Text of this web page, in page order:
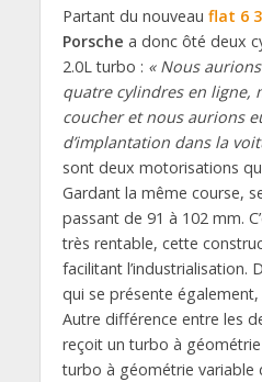
Partant du nouveau flat 6
Porsche a donc ôté deux
2.0L turbo : « Nous
quatre cylindres en ligne,
coucher et nous aurions
d’implantation dans la
sont deux motorisations
Gardant la même course,
passant de 91 à 102 mm.
très rentable, cette
facilitant l’industrialisation.
qui se présente également,
Autre différence entre les
reçoit un turbo à
turbo à géométrie variable